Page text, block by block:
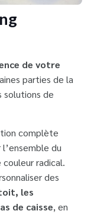
de votre
parties de la
solutions de
complète
du
radical.
des
les
de caisse, en